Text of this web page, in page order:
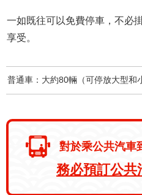
一如既往可以免費停車，不必
享受。
普通車：大約80輛（可停放大型和
對於乘公共汽車
務必預訂公共